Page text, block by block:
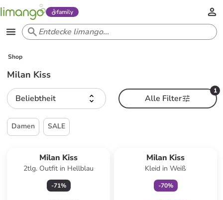
family
Shop
Milan Kiss
Beliebtheit
1
Alle Filter
Damen SALE
Milan Kiss
2tlg. Outfit in Hellblau
-71%
Milan Kiss
Kleid in Weiß
-70%